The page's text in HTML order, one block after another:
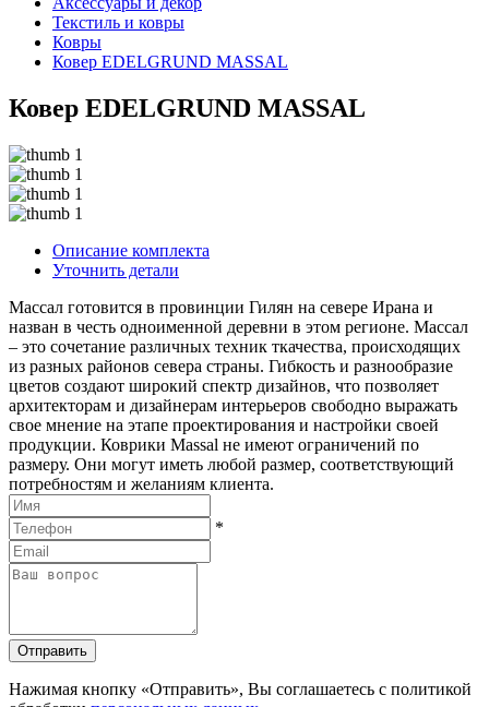
Текстиль и ковры
Ковры
Ковер EDELGRUND MASSAL
Ковер EDELGRUND MASSAL
Описание комплекта
Уточнить детали
Массал готовится в провинции Гилян на севере Ирана и
назван в честь одноименной деревни в этом регионе. Массал
– это сочетание различных техник ткачества, происходящих
из разных районов севера страны. Гибкость и разнообразие
цветов создают широкий спектр дизайнов, что позволяет
архитекторам и дизайнерам интерьеров свободно выражать
свое мнение на этапе проектирования и настройки своей
продукции. Коврики Massal не имеют ограничений по
размеру. Они могут иметь любой размер, соответствующий
потребностям и желаниям клиента.
*
Отправить
Нажимая кнопку «Отправить», Вы соглашаетесь с политикой